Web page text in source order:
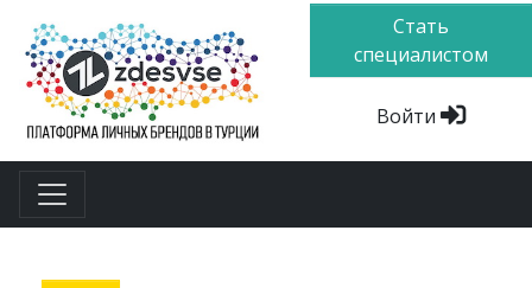
Стать
специалистом
Войти